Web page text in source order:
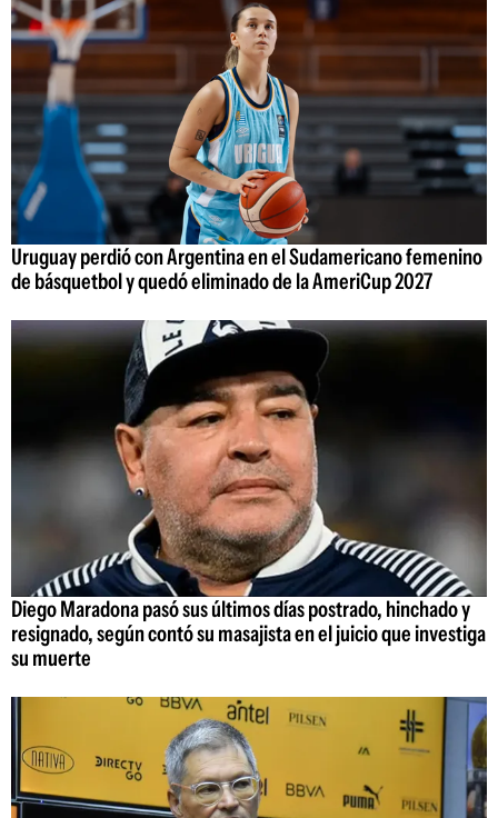
Uruguay perdió con Argentina en el Sudamericano femenino
de básquetbol y quedó eliminado de la AmeriCup 2027
Diego Maradona pasó sus últimos días postrado, hinchado y
resignado, según contó su masajista en el juicio que investiga
su muerte